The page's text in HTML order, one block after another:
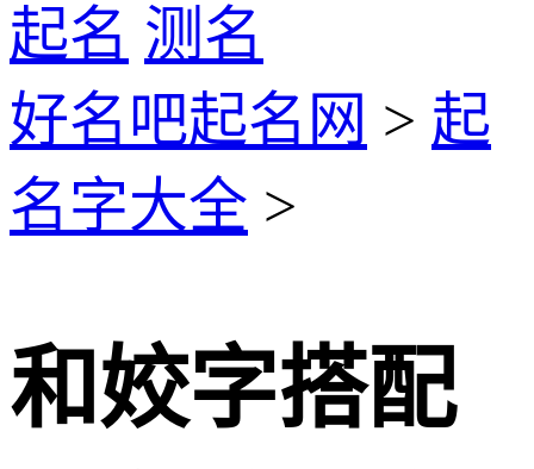
起名 测名
好名吧起名网 > 起
名字大全 >
和姣字搭配